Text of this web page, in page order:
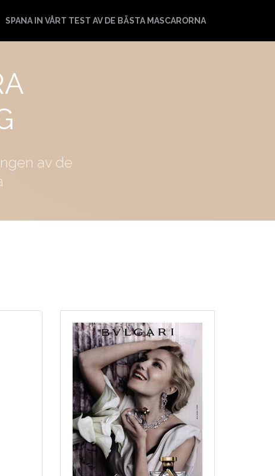
SPANA IN VÅRT TEST AV DE BÄSTA MASCARORNA
av de